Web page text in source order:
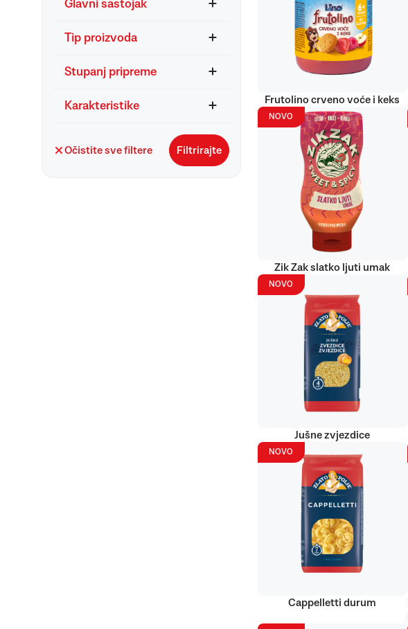
Glavni sastojak
Tip proizvoda
Stupanj pripreme
Karakteristike
Očistite sve filtere Filtrirajte
Frutolino crveno voće i keks
NOVO
Zik Zak slatko ljuti umak
NOVO
Jušne zvjezdice
NOVO
Cappelletti durum